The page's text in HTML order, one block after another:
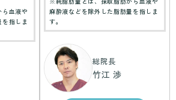
血液や
指しま
麻酔液などを除外した脂肪量を指しま
す。
総院長
竹江 渉